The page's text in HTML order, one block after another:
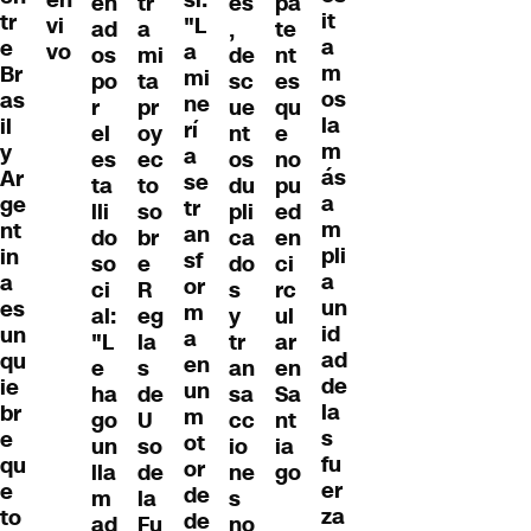
tr
e
Br
as
il
y
Ar
ge
nt
in
a
es
un
qu
ie
br
e
qu
e
to
vi
vo
ad
os
po
r
el
es
ta
lli
do
so
ci
al:
"L
e
ha
go
un
lla
m
ad
a
mi
ta
pr
oy
ec
to
so
br
e
R
eg
la
s
de
U
so
de
la
Fu
"L
a
mi
ne
rí
a
se
tr
an
sf
or
m
a
en
un
m
ot
or
de
de
,
de
sc
ue
nt
os
du
pli
ca
do
s
y
tr
an
sa
cc
io
ne
s
no
te
nt
es
qu
e
no
pu
ed
en
ci
rc
ul
ar
en
Sa
nt
ia
go
it
a
m
os
la
m
ás
a
m
pli
a
un
id
ad
de
la
s
fu
er
za